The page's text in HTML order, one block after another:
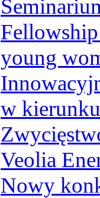
young
w
Veolia
Nowy